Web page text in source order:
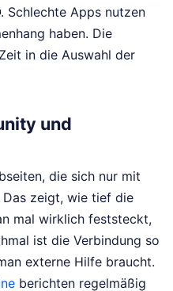
Schlechte Apps nutzen
haben. Die
in die Auswahl der
und
die sich nur mit
zeigt, wie tief die
mal wirklich feststeckt,
ist die Verbindung so
externe Hilfe braucht.
berichten regelmäßig